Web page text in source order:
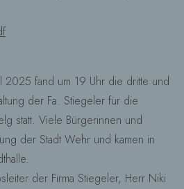
fand um 19 Uhr die dritte und
der Fa. Stiegeler für die
statt. Viele Bürgerinnen und
der Stadt Wehr und kamen in
der Firma Stiegeler, Herr Niki